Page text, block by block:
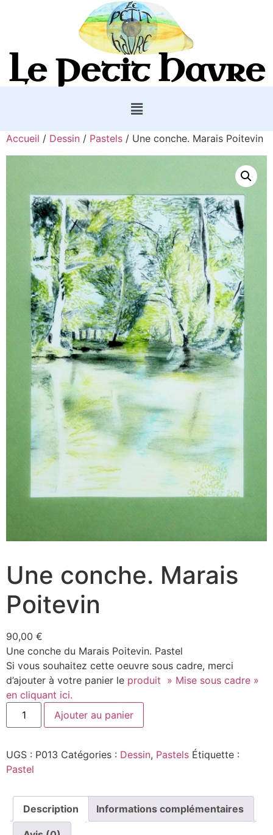
Le Petit Havre
Accueil / Dessin / Pastels / Une conche. Marais Poitevin
Une conche. Marais
Poitevin
90,00 €
Une conche du Marais Poitevin. Pastel
Si vous souhaitez cette oeuvre sous cadre, merci
d’ajouter à votre panier le produit » Mise sous cadre »
en cliquant ici.
Ajouter au panier
UGS : P013 Catégories : Dessin, Pastels Étiquette :
Pastel
Description Informations complémentaires